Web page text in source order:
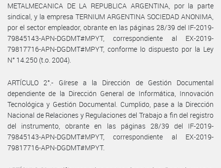
METALMECANICA DE LA REPUBLICA ARGENTINA, por la parte
sindical, y la empresa TERNIUM ARGENTINA SOCIEDAD ANONIMA,
por el sector empleador, obrante en las páginas 28/39 del IF-2019-
79845143-APN-DGDMT#MPYT, correspondiente al EX-2019-
79817716-APN-DGDMT#MPYT, conforme lo dispuesto por la Ley
N° 14.250 (t.o. 2004).
ARTÍCULO 2°.- Gírese a la Dirección de Gestión Documental
dependiente de la Dirección General de Informática, Innovación
Tecnológica y Gestión Documental. Cumplido, pase a la Dirección
Nacional de Relaciones y Regulaciones del Trabajo a fin del registro
del instrumento, obrante en las páginas 28/39 del IF-2019-
79845143-APN-DGDMT#MPYT, correspondiente al EX-2019-
79817716-APN-DGDMT#MPYT.